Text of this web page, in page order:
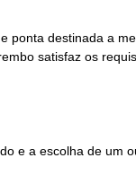
ponta destinada a
satisfaz os
e a escolha de um